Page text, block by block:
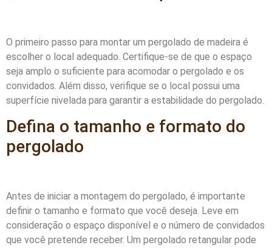
O primeiro passo para montar um pergolado de madeira é
escolher o local adequado. Certifique-se de que o espaço
seja amplo o suficiente para acomodar o pergolado e os
convidados. Além disso, verifique se o local possui uma
superfície nivelada para garantir a estabilidade do pergolado.
Defina o tamanho e formato do
pergolado
Antes de iniciar a montagem do pergolado, é importante
definir o tamanho e formato que você deseja. Leve em
consideração o espaço disponível e o número de convidados
que você pretende receber. Um pergolado retangular pode